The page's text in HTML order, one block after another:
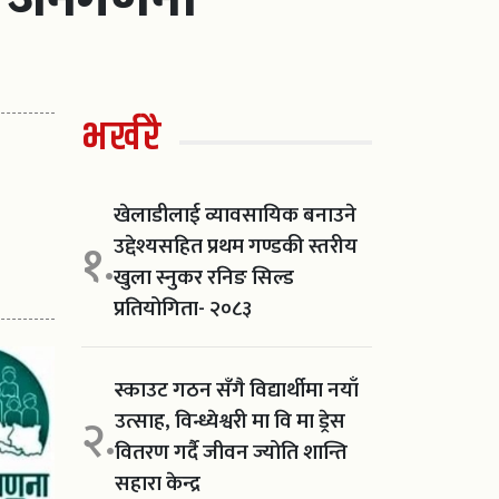
भर्खरै
१.
खेलाडीलाई व्यावसायिक बनाउने
उद्देश्यसहित प्रथम गण्डकी स्तरीय
खुला स्नुकर रनिङ सिल्ड
प्रतियोगिता- २०८३
२.
स्काउट गठन सँगै विद्यार्थीमा नयाँ
उत्साह, विन्ध्येश्वरी मा वि मा ड्रेस
वितरण गर्दै जीवन ज्योति शान्ति
सहारा केन्द्र